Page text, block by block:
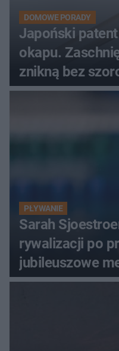
DOMOWE PORADY
Japoński
okapu.
znikną bez
PŁYWANIE
Sarah
rywalizacji po
jubileuszowe